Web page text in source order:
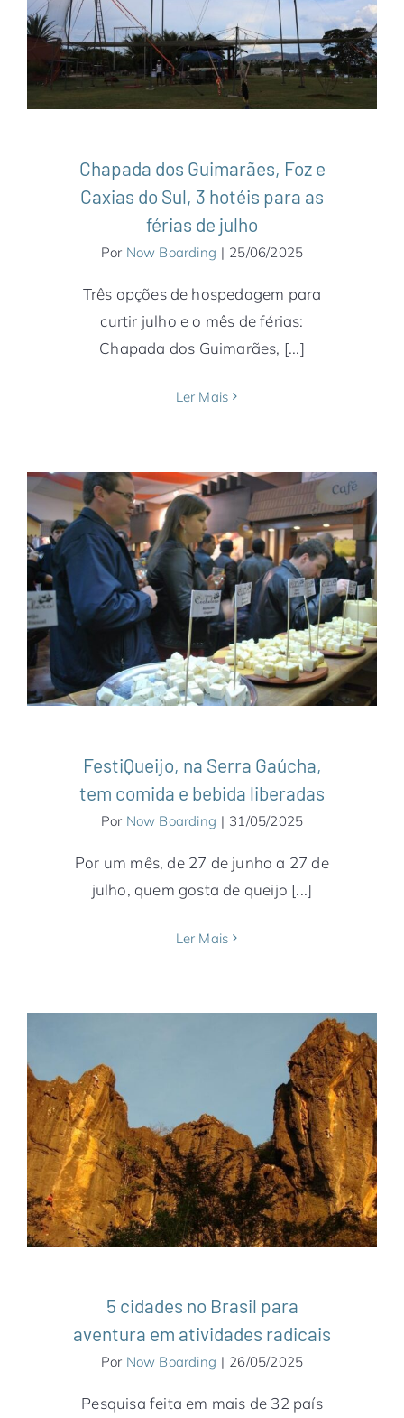
América do Sul Foz do Iguaçu
Hotéis &
Resorts Mato Grosso Notícias Paraná Rio
Grande do Sul Serra Gaúcha
Chapada dos Guimarães, Foz e
Caxias do Sul, 3 hotéis para as
férias de julho
Por Now Boarding | 25/06/2025
Três opções de hospedagem para
curtir julho e o mês de férias:
Chapada dos Guimarães, [...]
Ler Mais
FestiQueijo, na Serra Gaúcha, tem
comida e bebida liberadas
América do Sul Brasil Gastronomia
Notícias
Rio Grande do Sul
Serra Gaúcha
FestiQueijo, na Serra Gaúcha,
tem comida e bebida liberadas
Por Now Boarding | 31/05/2025
Por um mês, de 27 de junho a 27 de
julho, quem gosta de queijo [...]
Ler Mais
5 cidades no Brasil para aventura em
atividades radicais
América do Sul Brasil Minas Gerais Notícias
Rio de Janeiro Rio Grande do Sul São Paulo
Serra Gaúcha Tocantins
5 cidades no Brasil para
aventura em atividades radicais
Por Now Boarding | 26/05/2025
Pesquisa feita em mais de 32 país